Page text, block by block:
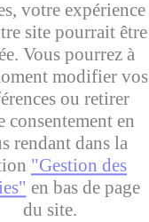
votre expérience
site pourrait être
Vous pourrez à
modifier vos
ou retirer
consentement en
rendant dans la
"Gestion des
en bas de page
du site.